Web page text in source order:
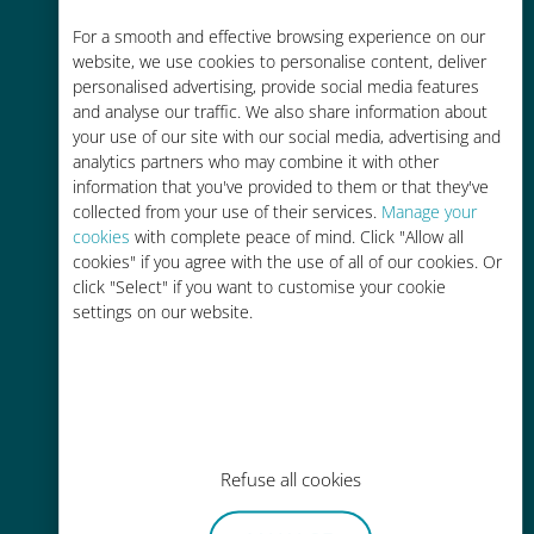
For a smooth and effective browsing experience on our
website, we use cookies to personalise content, deliver
personalised advertising, provide social media features
and analyse our traffic. We also share information about
your use of our site with our social media, advertising and
analytics partners who may combine it with other
information that you've provided to them or that they've
collected from your use of their services. Manage your
cookies with complete peace of mind. Click "Allow all
cookies" if you agree with the use of all of our cookies. Or
click "Select" if you want to customise your cookie
settings on our website.
Refuse all cookies
Economico
Fino al 90% in meno rispetto alle
tariffe di roaming con il vostro
operatore attuale
Ricarica facile